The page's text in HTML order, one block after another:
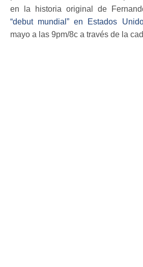
en la historia original de
“debut mundial” en Estados
mayo a las 9pm/8c a través de la